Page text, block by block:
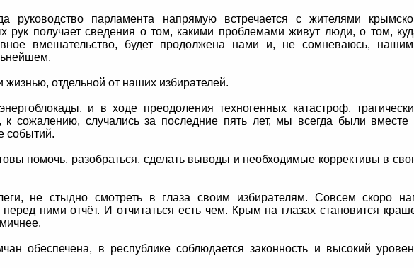
руководство парламента напрямую встречается с жителями
рук получает сведения о том, какими проблемами живут люди, о том,
вмешательство, будет продолжена нами и, не сомневаюсь,
жизнью, отдельной от наших избирателей.
и в ходе преодоления техногенных катастроф,
к сожалению, случались за последние пять лет, мы всегда были вместе
событий.
помочь, разобраться, сделать выводы и необходимые коррективы в
не стыдно смотреть в глаза своим избирателям. Совсем скоро
перед ними отчёт. И отчитаться есть чем. Крым на глазах становится
обеспечена, в республике соблюдается законность и высокий